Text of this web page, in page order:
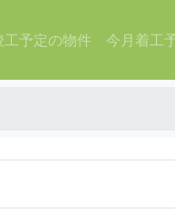
工予定の物件 今月着工